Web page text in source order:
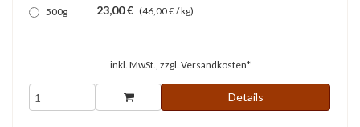
500g
23,00 € (46,00 € / kg)
inkl. MwSt., zzgl. Versandkosten*
Details